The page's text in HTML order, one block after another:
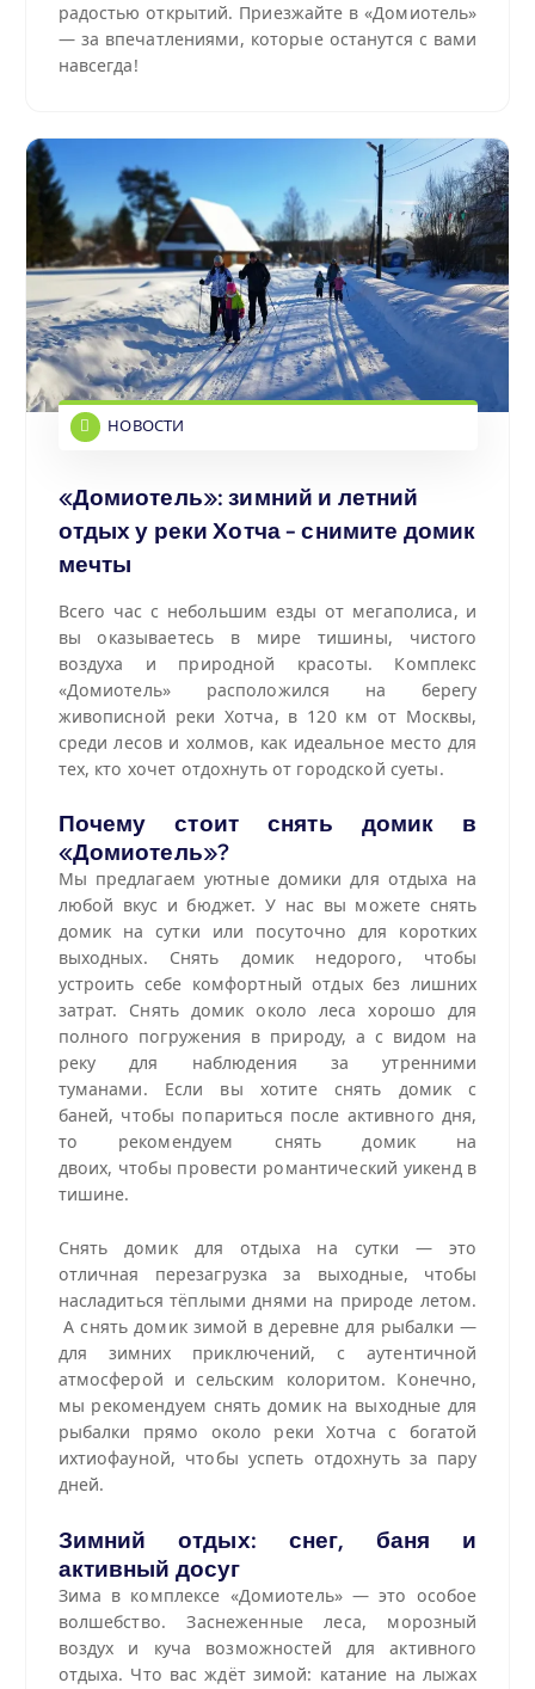
радостью открытий. Приезжайте в «Домиотель»
— за впечатлениями, которые останутся с вами
навсегда!
НОВОСТИ
«Домиотель»: зимний и летний
отдых у реки Хотча - снимите домик
мечты
Всего час с небольшим езды от мегаполиса, и
вы оказываетесь в мире тишины, чистого
воздуха и природной красоты. Комплекс
«Домиотель» расположился на берегу
живописной реки Хотча, в 120 км от Москвы,
среди лесов и холмов, как идеальное место для
тех, кто хочет отдохнуть от городской суеты.
Почему стоит снять домик в
«Домиотель»?
Мы предлагаем уютные домики для отдыха на
любой вкус и бюджет. У нас вы можете снять
домик на сутки или посуточно для коротких
выходных. Снять домик недорого, чтобы
устроить себе комфортный отдых без лишних
затрат. Снять домик около леса хорошо для
полного погружения в природу, а с видом на
реку для наблюдения за утренними
туманами. Если вы хотите снять домик с
баней, чтобы попариться после активного дня,
то рекомендуем снять домик на
двоих, чтобы провести романтический уикенд в
тишине.
Снять домик для отдыха на сутки — это
отличная перезагрузка за выходные, чтобы
насладиться тёплыми днями на природе летом.
А снять домик зимой в деревне для рыбалки —
для зимних приключений, с аутентичной
атмосферой и сельским колоритом. Конечно,
мы рекомендуем снять домик на выходные для
рыбалки прямо около реки Хотча с богатой
ихтиофауной, чтобы успеть отдохнуть за пару
дней.
Зимний отдых: снег, баня и
активный досуг
Зима в комплексе «Домиотель» — это особое
волшебство. Заснеженные леса, морозный
воздух и куча возможностей для активного
отдыха. Что вас ждёт зимой: катание на лыжах